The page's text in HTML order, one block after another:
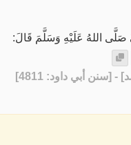
صَلَّى اللهُ عَلَيْهِ وَسَلَّمَ قَالَ:
[سنن أبي داود: 4811]